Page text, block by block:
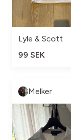
Lyle & Scott
99 SEK
Melker